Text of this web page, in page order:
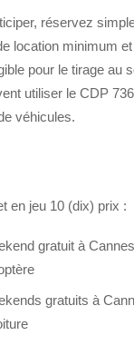
réservez
location minimum
pour le tirage
utiliser le CDP
véhicules.
en jeu 10 (dix) prix :
gratuit à
gratuits à